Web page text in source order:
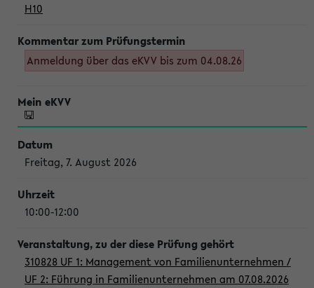
H10
Anmeldung über das eKVV bis zum 04.08.26
Freitag, 7. August 2026
10:00-12:00
310828 UF 1: Management von Familienunternehmen /
UF 2: Führung in Familienunternehmen am 07.08.2026